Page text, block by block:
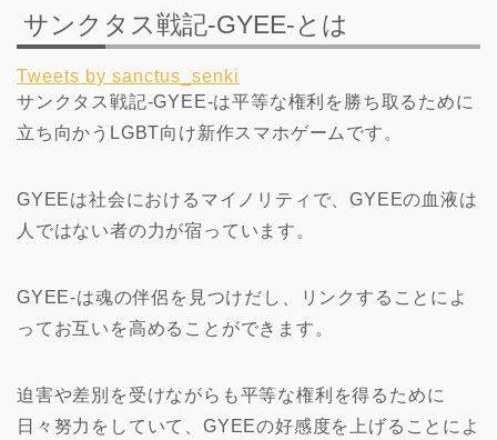
サンクタス戦記-GYEE-とは
Tweets by sanctus_senki
サンクタス戦記-GYEE-は平等な権利を勝ち取るために
立ち向かうLGBT向け新作スマホゲームです。
GYEEは社会におけるマイノリティで、GYEEの血液は
人ではない者の力が宿っています。
GYEE-は魂の伴侶を見つけだし、リンクすることによ
ってお互いを高めることができます。
迫害や差別を受けながらも平等な権利を得るために
日々努力をしていて、GYEEの好感度を上げることによ